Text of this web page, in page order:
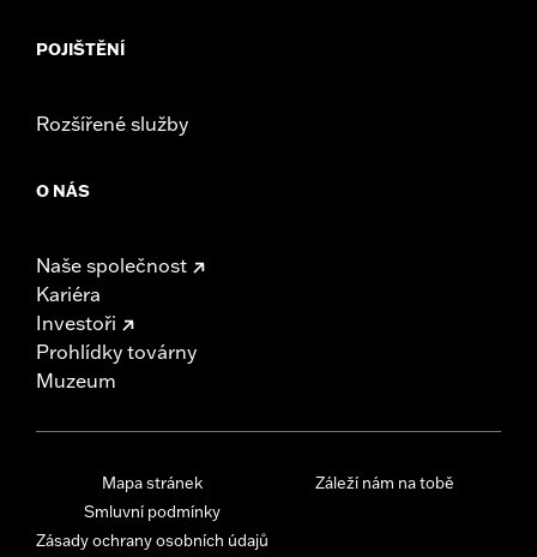
POJIŠTĚNÍ
Rozšířené služby
O NÁS
Naše společnost
Kariéra
Investoři
Prohlídky továrny
Muzeum
Mapa stránek
Smluvní podmínky
Zásady ochrany osobních údajů
Záleží nám na tobě